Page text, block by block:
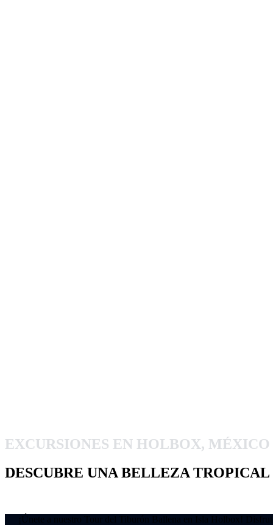
EXCURSIONES EN HOLBOX, MÉXICO
DESCUBRE UNA BELLEZA
¡Únete a nuestro Tour del Tiburón Ballena en Isla Holbox!